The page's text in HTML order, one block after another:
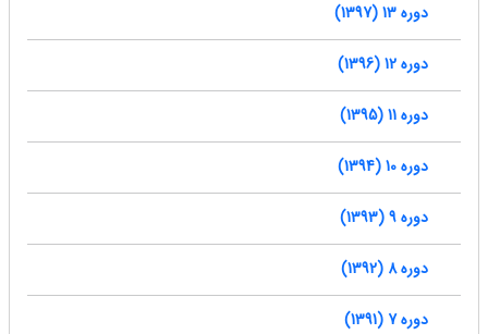
دوره 13 (1397)
دوره 12 (1396)
دوره 11 (1395)
دوره 10 (1394)
دوره 9 (1393)
دوره 8 (1392)
دوره 7 (1391)